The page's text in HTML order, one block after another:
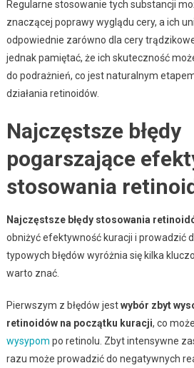
Regularne stosowanie tych substancji
znaczącej poprawy wyglądu cery, a ich
odpowiednie zarówno dla cery
jednak pamiętać, że ich skuteczność
do podrażnień, co jest naturalnym
działania retinoidów.
Najczęstsze błędy
pogarszające
stosowania
Najczęstsze błędy stosowania
obniżyć efektywność kuracji i prowadzić
typowych błędów wyróżnia się kilka
warto znać.
Pierwszym z błędów jestwybór zbyt
retinoidów na początku kuracji, co
wysypom po retinolu. Zbyt intensywne
razu może prowadzić do negatywnych